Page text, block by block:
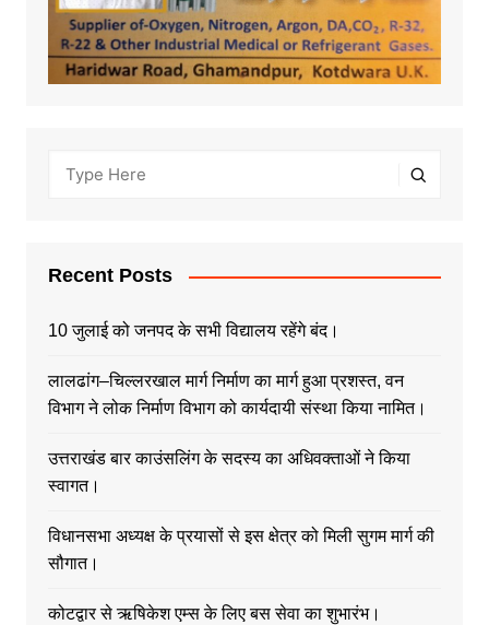
Recent Posts
10 जुलाई को जनपद के सभी विद्यालय रहेंगे बंद।
लालढांग–चिल्लरखाल मार्ग निर्माण का मार्ग हुआ प्रशस्त, वन
विभाग ने लोक निर्माण विभाग को कार्यदायी संस्था किया नामित।
उत्तराखंड बार काउंसलिंग के सदस्य का अधिवक्ताओं ने किया
स्वागत।
विधानसभा अध्यक्ष के प्रयासों से इस क्षेत्र को मिली सुगम मार्ग की
सौगात।
कोटद्वार से ऋषिकेश एम्स के लिए बस सेवा का शुभारंभ।